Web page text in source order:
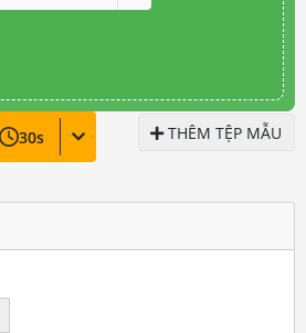
30s THÊM TỆP MẪU